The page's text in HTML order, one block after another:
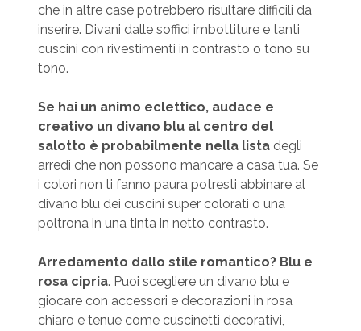
che in altre case potrebbero risultare difficili da
inserire. Divani dalle soffici imbottiture e tanti
cuscini con rivestimenti in contrasto o tono su
tono.
Se hai un animo eclettico, audace e
creativo un divano blu al centro del
salotto è probabilmente nella listadegli
arredi che non possono mancare a casa tua. Se
i colori non ti fanno paura potresti abbinare al
divano blu dei cuscini super colorati o una
poltrona in una tinta in netto contrasto.
Arredamento dallo stile romantico? Blu e
rosa cipria. Puoi scegliere un divano blu e
giocare con accessori e decorazioni in rosa
chiaro e tenue come cuscinetti decorativi,